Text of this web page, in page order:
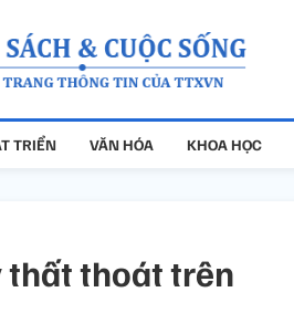
TRIỂN VĂN HÓA KHOA HỌC
thất thoát trên